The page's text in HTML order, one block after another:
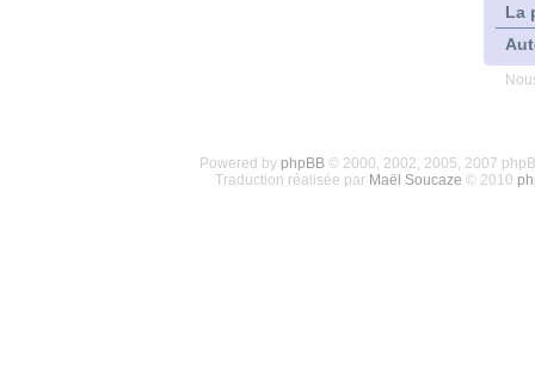
La
Powered by phpBB© 2000, 2002, 2005, 2007
Traduction réalisée par Maël Soucaze © 2010